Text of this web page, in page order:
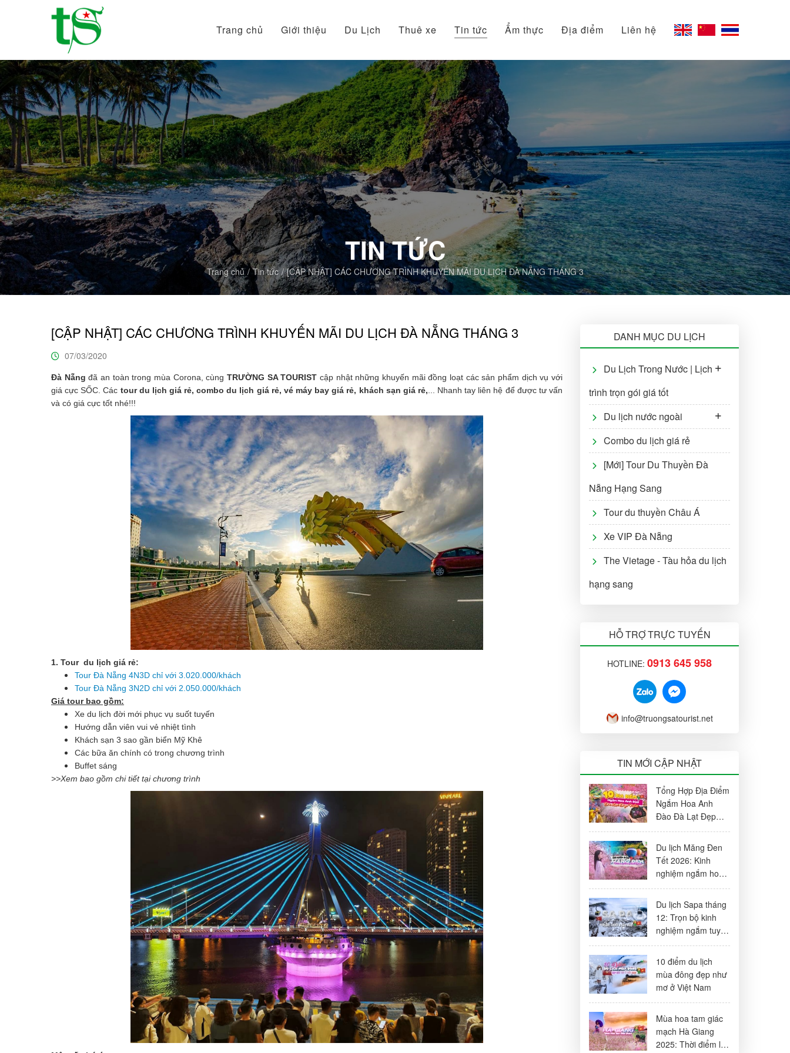
Tour
Du
Lịch
Việt
Nam
Từ
Bắc
Vào
Nam
|
Trường
Sa
Tourist
DMC
Trang chủ Giới thiệu Du Lịch Thuê xe Tin tức Ẩm thực Địa điểm Liên hệ
TIN TỨC
Trang chủ Tin tức [CẬP NHẬT] CÁC CHƯƠNG TRÌNH KHUYẾN MÃI DU LỊCH ĐÀ NẴNG THÁNG 3
[CẬP NHẬT] CÁC CHƯƠNG TRÌNH KHUYẾN MÃI DU LỊCH ĐÀ NẴNG THÁNG 3
07/03/2020
Đà Nẵng đã an toàn trong mùa Corona, cùngTRƯỜNG SA TOURISTcập nhật những khuyến mãi đồng loạt các sản phẩm dịch vụ với
giá cực SỐC. Các tour du lịch giá rẻ, combo du lịch giá rẻ, vé máy bay giá rẻ, khách sạn giá rẻ, ... Nhanh tay liên hệ để được tư vấn
và có giá cực tốt nhé!!!
1. Tour du lịch giá rẻ:
Tour Đà Nẵng 4N3D chỉ với 3.020.000/khách
Tour Đà Nẵng 3N2D chỉ với 2.050.000/khách
Giá tour bao gồm:
Xe du lịch đời mới phục vụ suốt tuyến
Hướng dẫn viên vui vẻ nhiệt tình
Khách sạn 3 sao gần biển Mỹ Khê
Các bữa ăn chính có trong chương trình
Buffet sáng
>>Xem bao gồm chi tiết tại chương trình
DANH MỤC DU LỊCH
Du Lịch Trong Nước | Lịch
trình trọn gói giá tốt
Du lịch nước ngoài
Combo du lịch giá rẻ
[Mới] Tour Du Thuyền Đà
Nẵng Hạng Sang
Tour du thuyền Châu Á
Xe VIP Đà Nẵng
The Vietage - Tàu hỏa du lịch
hạng sang
HỖ TRỢ TRỰC TUYẾN
HOTLINE: 0913 645 958
info@truongsatourist.net
TIN MỚI CẬP NHẬT
Tổng Hợp Địa Điểm
Ngắm Hoa Anh
Đào Đà Lạt Đẹp
Nhất 2026
Du lịch Măng Đen
Tết 2026: Kinh
nghiệm ngắm hoa
anh đào, lịch trình
& lưu ý
Du lịch Sapa tháng
12: Trọn bộ kinh
nghiệm ngắm tuyết
& săn mây đẹp
nhất
10 điểm du lịch
mùa đông đẹp như
mơ ở Việt Nam
Mùa hoa tam giác
mạch Hà Giang
2025: Thời điểm lý